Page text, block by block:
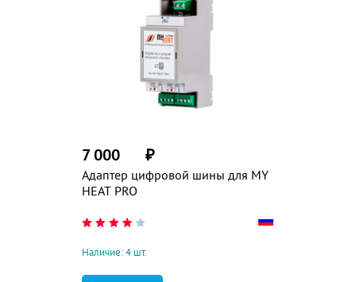
Адаптер цифровой шины для MY
HEAT PRO
7 000 ₽
Наличие: 4 шт.